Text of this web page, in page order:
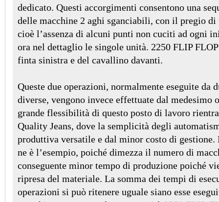
dedicato. Questi accorgimenti consentono una
delle macchine 2 aghi sganciabili, con il pregio
cioè l’assenza di alcuni punti non cuciti ad ogni
ora nel dettaglio le singole unità. 2250 FLIP
finta sinistra e del cavallino davanti.
Queste due operazioni, normalmente eseguite da
diverse, vengono invece effettuate dal medesimo
grande flessibilità di questo posto di lavoro
Quality Jeans, dove la semplicità degli
produttiva versatile e dal minor costo di gestione.
ne è l’esempio, poiché dimezza il numero di
conseguente minor tempo di produzione poiché
ripresa del materiale. La somma dei tempi di
operazioni si può ritenere uguale siano esse